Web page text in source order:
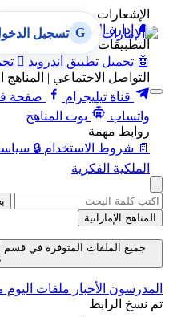
الإشعارات
🔔 إدارة الإشعارات
التطبيقات
🤖 تحميل تطبيق أندرويد 
التواصل الاجتماعي | المناهج
قناة تيليجرام
صفحة
واتساب
بوت المناهج
روابط مهمة
📄 شروط الاستخدام 🔒
الملكية الفكرية
G تسجيل
المناهج الإماراتية
المدرسون الأخبار ملفات اليوم
تم نسخ الرابط